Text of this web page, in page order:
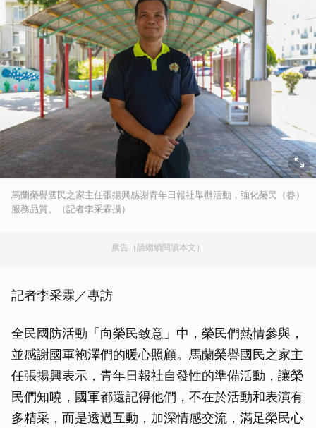
馬蘭榮譽國民之家主任張揚興感謝青年日報社舉辦活動，強化榮民（眷）
服務品質。（記者李采霖攝）
廣告（請繼續閱讀本文）
記者李采霖／專訪
全民國防活動「向榮民致意」中，榮民們熱情參與，
並感謝國軍袍澤們的暖心照顧。馬蘭榮譽國民之家主
任張揚興表示，青年日報社自發性的準備活動，讓榮
民們知曉，國軍都還記得他們，不在於活動和表演有
多精采，而是透過互動，加深情感交流，滿足榮民心